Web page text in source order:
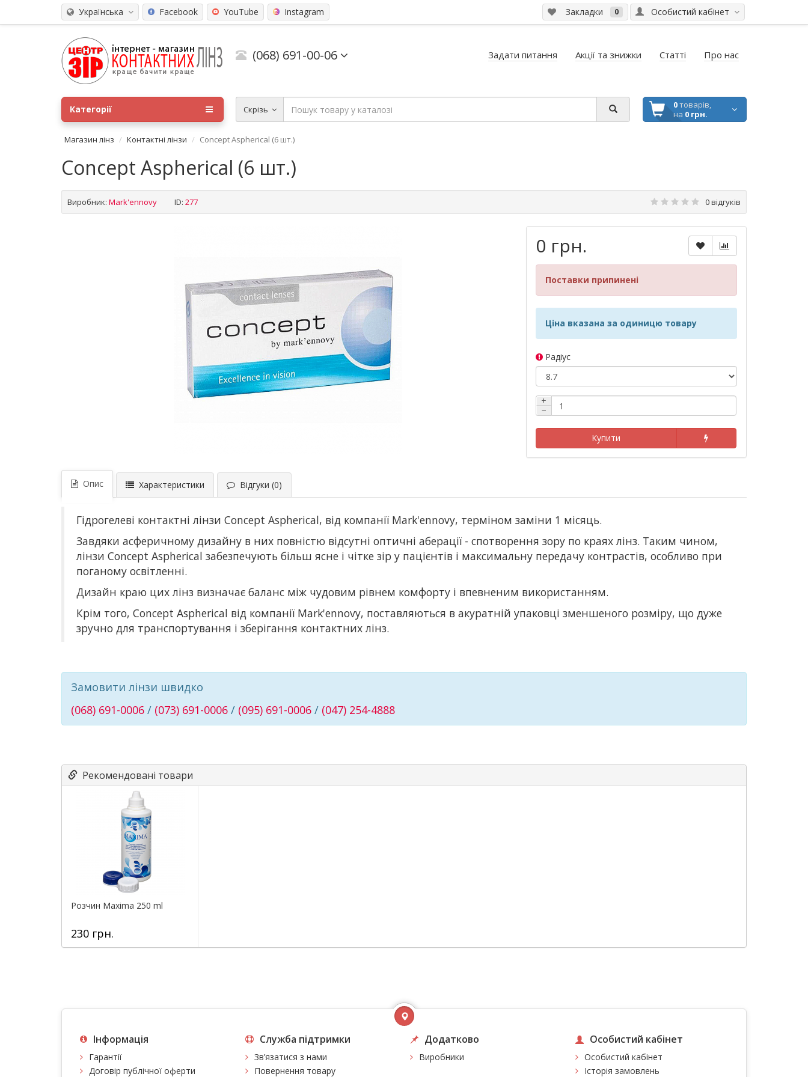
Українська Особистий кабінет
Закладки 0
Facebook YouTube Instagram
(068) 691-00-06 Задати питання Акції та знижки Статті Про нас
Скрізь 0товарів,
на 0 грн.
Категорії
Магазин лінз Контактні лінзи Concept Aspherical (6 шт.)
Concept Aspherical (6 шт.)
Виробник: Mark'ennovy ID: 277 0 відгуків
0 грн.
Поставки припинені
Ціна вказана за одиницю товару
Радіус
+
−
Купити
Опис Характеристики Відгуки (0)
Гідрогелеві контактні лінзи Concept Aspherical, від компанії Мark'ennovy, терміном заміни 1 місяць.
Завдяки асферичному дизайну в них повністю відсутні оптичні аберації - спотворення зору по краях лінз. Таким чином,
лінзи Concept Aspherical забезпечують більш ясне і чітке зір у пацієнтів і максимальну передачу контрастів, особливо при
поганому освітленні.
Дизайн краю цих лінз визначає баланс між чудовим рівнем комфорту і впевненим використанням.
Крім того, Concept Aspherical від компанії Мark'ennovy, поставляються в акуратній упаковці зменшеного розміру, що дуже
зручно для транспортування і зберігання контактних лінз.
Замовити лінзи швидко
(068) 691-0006 / (073) 691-0006 / (095) 691-0006 / (047) 254-4888
Рекомендовані товари
Розчин Maxima 250 ml
230 грн.
Інформація
Гарантії
Договір публічної оферти
Служба підтримки
Зв’язатися з нами
Повернення товару
Додатково
Виробники
Особистий кабінет
Особистий кабінет
Історія замовлень